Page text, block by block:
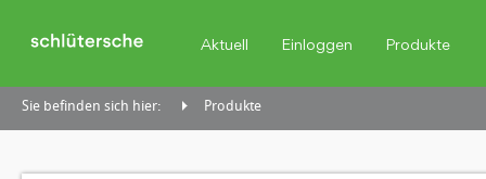
Aktuell Einloggen Produkte
Sie befinden sich hier: Produkte